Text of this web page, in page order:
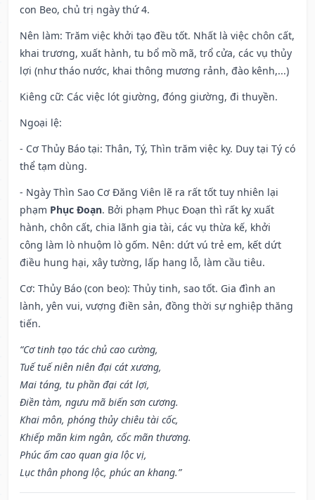
con Beo, chủ trị ngày thứ 4.
Nên làm: Trăm việc khởi tạo đều tốt. Nhất là việc chôn cất,
khai trương, xuất hành, tu bổ mồ mã, trổ cửa, các vụ thủy
lợi (như tháo nước, khai thông mương rảnh, đào kênh,...)
Kiêng cữ: Các việc lót giường, đóng giường, đi thuyền.
Ngoại lệ:
- Cơ Thủy Báo tại: Thân, Tý, Thìn trăm việc kỵ. Duy tại Tý có
thể tạm dùng.
- Ngày Thìn Sao Cơ Đăng Viên lẽ ra rất tốt tuy nhiên lại
phạm Phục Đoạn. Bởi phạm Phục Đoạn thì rất kỵ xuất
hành, chôn cất, chia lãnh gia tài, các vụ thừa kế, khởi
công làm lò nhuộm lò gốm. Nên: dứt vú trẻ em, kết dứt
điều hung hại, xây tường, lấp hang lỗ, làm cầu tiêu.
Cơ: Thủy Báo (con beo): Thủy tinh, sao tốt. Gia đình an
lành, yên vui, vượng điền sản, đồng thời sự nghiệp thăng
tiến.
“Cơ tinh tạo tác chủ cao cường,
Tuế tuế niên niên đại cát xương,
Mai táng, tu phần đại cát lợi,
Điền tàm, ngưu mã biến sơn cương.
Khai môn, phóng thủy chiêu tài cốc,
Khiếp mãn kim ngân, cốc mãn thương.
Phúc ấm cao quan gia lộc vị,
Lục thân phong lộc, phúc an khang.”